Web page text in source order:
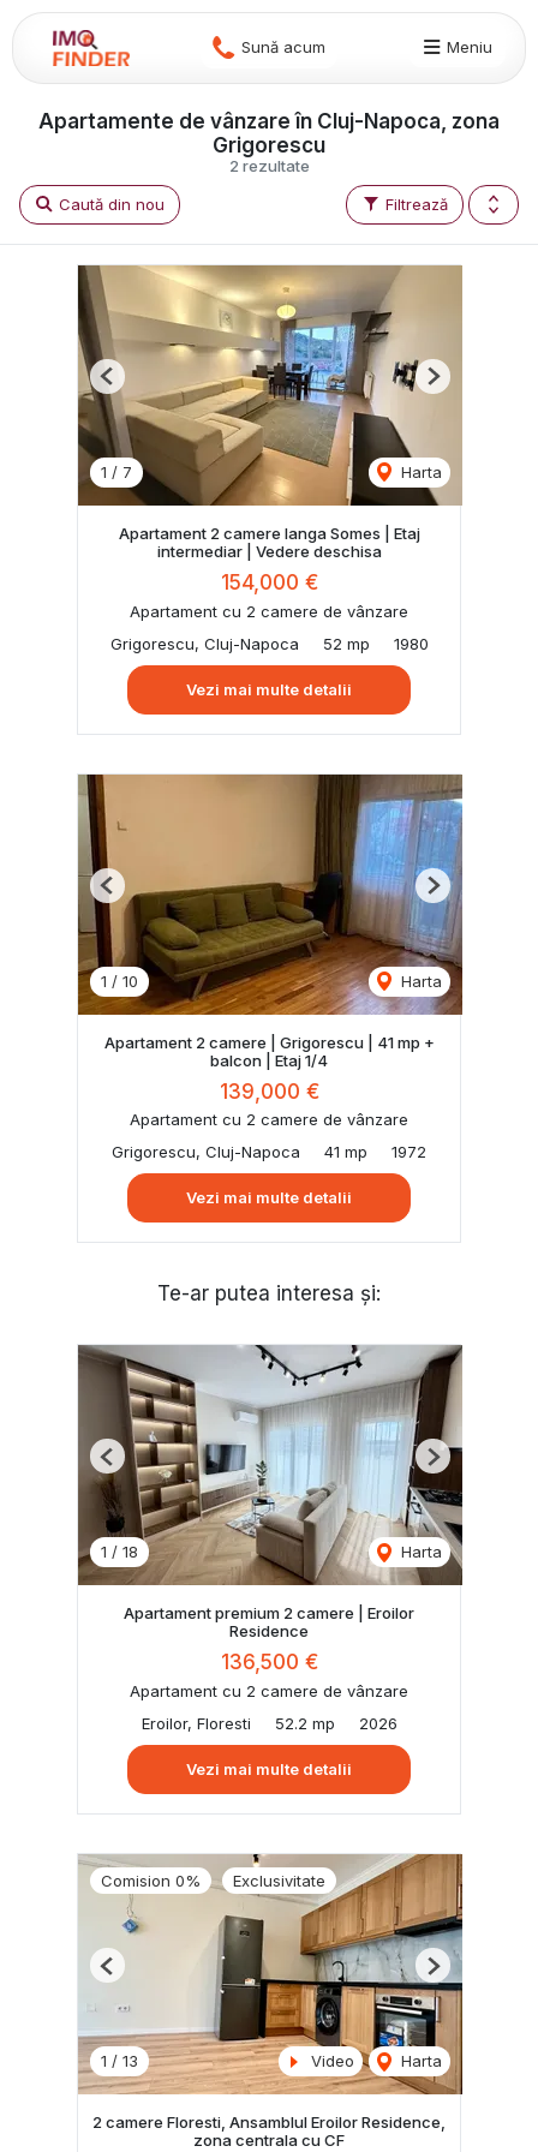
Sună acum Meniu
2 rezultate
Apartamente de vânzare în Cluj-Napoca, zona
Grigorescu
Filtrează
Caută din nou
1 / 7 Harta
Previous Next
Apartament 2 camere langa Somes | Etaj
intermediar | Vedere deschisa
154,000 €
Apartament cu 2 camere de vânzare
Grigorescu, Cluj-Napoca
52 mp 1980
Vezi mai multe detalii
1 / 10 Harta
Previous Next
Apartament 2 camere | Grigorescu | 41 mp +
balcon | Etaj 1/4
139,000 €
Apartament cu 2 camere de vânzare
Grigorescu, Cluj-Napoca
41 mp 1972
Vezi mai multe detalii
Te-ar putea interesa și:
1 / 18 Harta
Previous Next
Apartament premium 2 camere | Eroilor
Residence
136,500 €
Apartament cu 2 camere de vânzare
Eroilor, Floresti
52.2 mp 2026
Vezi mai multe detalii
Comision 0% Exclusivitate
1 / 13 Video Harta
Previous Next
2 camere Floresti, Ansamblul Eroilor Residence,
zona centrala cu CF